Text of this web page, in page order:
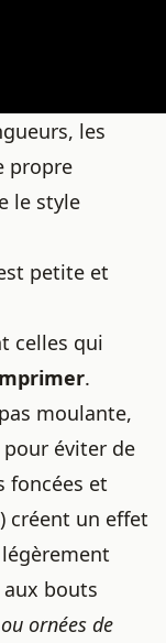
les
propre
le style
petite et
celles qui
.
moulante,
pour éviter de
foncées et
créent un effet
bouts
ornées de